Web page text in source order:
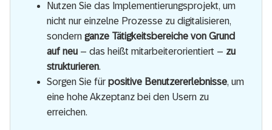
Nutzen Sie das Implementierungsprojekt, um
nicht nur einzelne Prozesse zu digitalisieren,
sondern ganze Tätigkeitsbereiche von Grund
auf neu – das heißt mitarbeiterorientiert – zu
strukturieren.
Sorgen Sie für positive Benutzererlebnisse, um
eine hohe Akzeptanz bei den Usern zu
erreichen.